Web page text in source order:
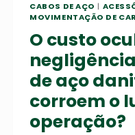
CABOS DE AÇO |
MOVIMENTAÇÃO DE
O custo
de aço
corroem o
operação?